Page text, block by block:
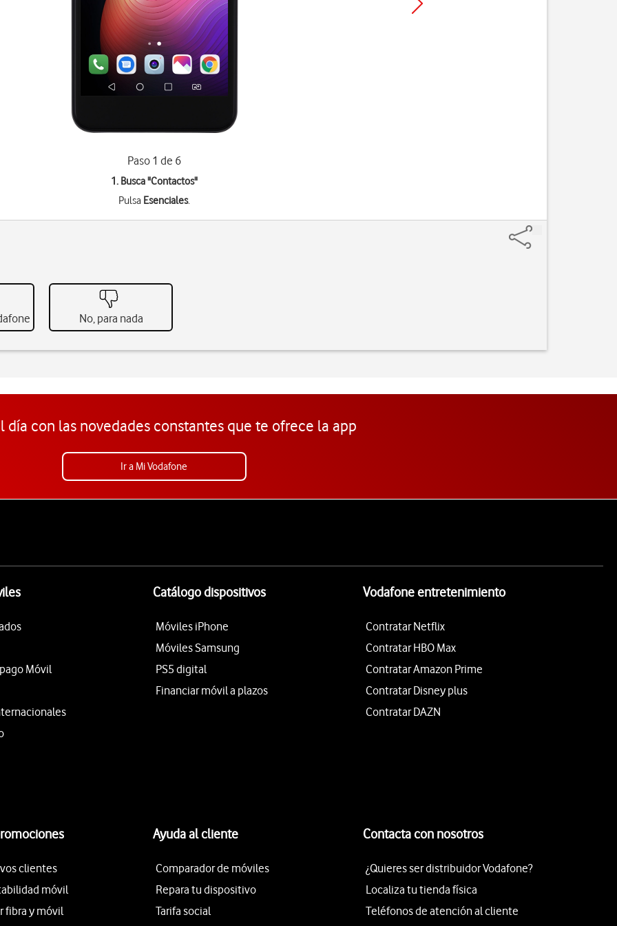
Paso 1 de 6
1. Busca "Contactos"
Pulsa Esenciales.
No, para nada
día con las novedades constantes que te ofrece la app
Ir a Mi Vodafone
Móvil
Catálogo dispositivos
Móviles iPhone
Móviles Samsung
PS5 digital
Financiar móvil a plazos
Vodafone entretenimiento
Contratar Netflix
Contratar HBO Max
Contratar Amazon Prime
Contratar Disney plus
Contratar DAZN
clientes
móvil
fibra y móvil
Ayuda al cliente
Comparador de móviles
Repara tu dispositivo
Tarifa social
Contacta con nosotros
¿Quieres ser distribuidor Vodafone?
Localiza tu tienda física
Teléfonos de atención al cliente